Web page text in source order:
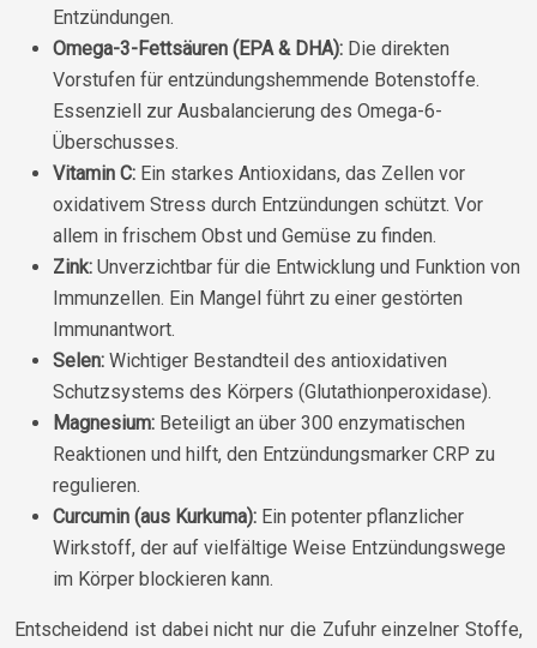
Entzündungen.
Omega-3-Fettsäuren (EPA & DHA): Die direkten
Vorstufen für entzündungshemmende Botenstoffe.
Essenziell zur Ausbalancierung des Omega-6-
Überschusses.
Vitamin C: Ein starkes Antioxidans, das Zellen vor
oxidativem Stress durch Entzündungen schützt. Vor
allem in frischem Obst und Gemüse zu finden.
Zink: Unverzichtbar für die Entwicklung und Funktion von
Immunzellen. Ein Mangel führt zu einer gestörten
Immunantwort.
Selen: Wichtiger Bestandteil des antioxidativen
Schutzsystems des Körpers (Glutathionperoxidase).
Magnesium: Beteiligt an über 300 enzymatischen
Reaktionen und hilft, den Entzündungsmarker CRP zu
regulieren.
Curcumin (aus Kurkuma): Ein potenter pflanzlicher
Wirkstoff, der auf vielfältige Weise Entzündungswege
im Körper blockieren kann.
Entscheidend ist dabei nicht nur die Zufuhr einzelner Stoffe,